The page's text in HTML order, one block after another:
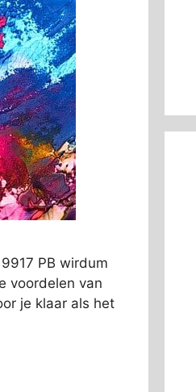
PB wirdum
voordelen van
je klaar als het